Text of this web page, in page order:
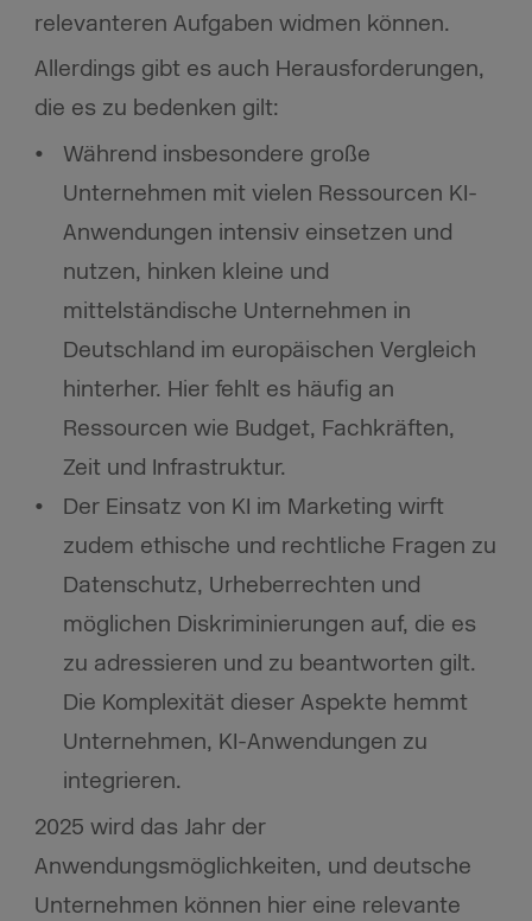
relevanteren Aufgaben widmen können.
Allerdings gibt es auch Herausforderungen,
die es zu bedenken gilt:
Während insbesondere große
Unternehmen mit vielen Ressourcen KI-
Anwendungen intensiv einsetzen und
nutzen, hinken kleine und
mittelständische Unternehmen in
Deutschland im europäischen Vergleich
hinterher. Hier fehlt es häufig an
Ressourcen wie Budget, Fachkräften,
Zeit und Infrastruktur.
Der Einsatz von KI im Marketing wirft
zudem ethische und rechtliche Fragen zu
Datenschutz, Urheberrechten und
möglichen Diskriminierungen auf, die es
zu adressieren und zu beantworten gilt.
Die Komplexität dieser Aspekte hemmt
Unternehmen, KI-Anwendungen zu
integrieren.
2025 wird das Jahr der
Anwendungsmöglichkeiten, und deutsche
Unternehmen können hier eine relevante